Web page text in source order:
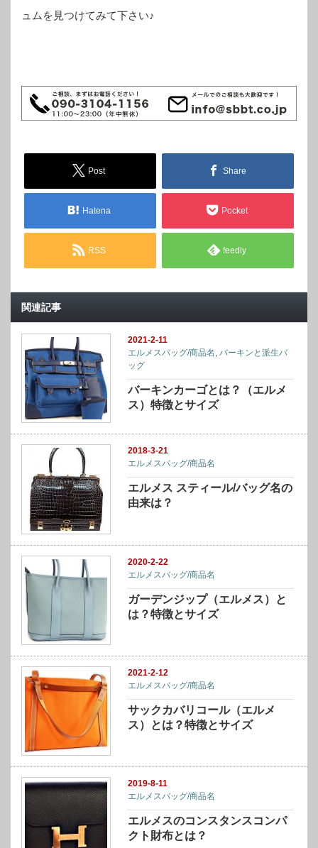
ュムを見つけてみて下さい♪
Post Share
Hatena Pocket
RSS feedly
関連記事
2021-2-11
エルメスバッグ/商品名 ,バーキンと派生バ
ッグ
バーキンカーゴとは？（エルメ
ス）特徴とサイズ
2018-3-21
エルメスバッグ/商品名
エルメス スティール/バッグ名の
由来は？
2020-2-22
エルメスバッグ/商品名
ガーデンジップ（エルメス）と
は？特徴とサイズ
2021-2-12
エルメスバッグ/商品名
サックカバリコール（エルメ
ス）とは？特徴とサイズ
2019-8-11
エルメスバッグ/商品名
エルメスのコンスタンスコンパ
クト財布とは？